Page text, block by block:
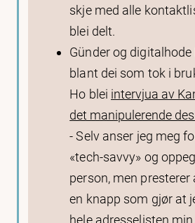
skje med alle
blei delt.
Günder og
blant dei som tok i
Ho blei intervjua av
det manipulerende
- Selv anser jeg meg
«tech-savvy» og
person, men presterer
en knapp som gjør at
hele adresselisten min